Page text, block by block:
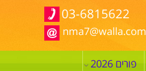
03-6815622
nma7@walla.com
פורים 2026